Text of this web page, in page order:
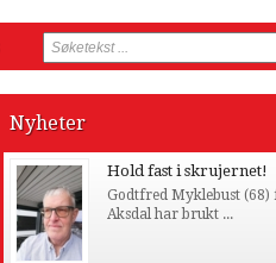
Nyheter
Hold fast i skrujernet!
Godtfred Myklebust (68)
Aksdal har brukt ...